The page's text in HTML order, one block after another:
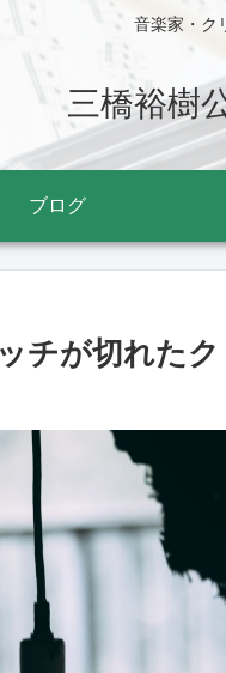
音楽家・ク
三橋裕樹
ブログ
チが切れた